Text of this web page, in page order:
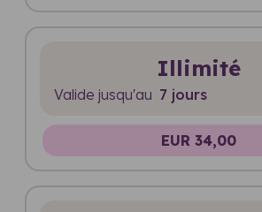
Illimité
Valide jusqu'au 7 jours
EUR 34,00